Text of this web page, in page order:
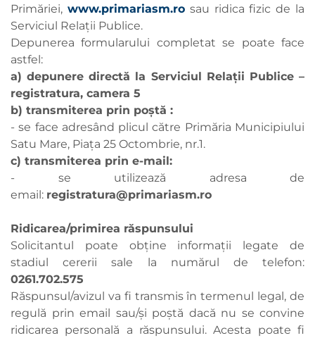
Primăriei, www.primariasm.rosau ridica fizic de la
Serviciul Relații Publice.
Depunerea formularului completat se poate face
astfel:
a) depunere directă la Serviciul Relaţii Publice –
registratura, camera 5
b) transmiterea prin poştă :
- se face adresând plicul către Primăria Municipiului
Satu Mare, Piaţa 25 Octombrie, nr.1.
c) transmiterea prin e-mail:
- se utilizează adresa de
email: registratura@primariasm.ro
Ridicarea/primirea răspunsului
Solicitantul poate obține informații legate de
stadiul cererii sale la numărul de telefon:
0261.702.575
Răspunsul/avizul va fi transmis în termenul legal, de
regulă prin email sau/și poştă dacă nu se convine
ridicarea personală a răspunsului. Acesta poate fi